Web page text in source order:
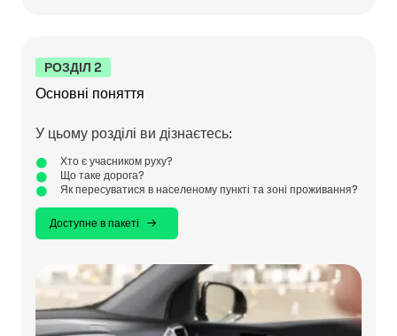
РОЗДІЛ 2
Основні поняття
У цьому розділі ви дізнаєтесь:
Хто є учасником руху?
Що таке дорога?
Як пересуватися в населеному пункті та зоні проживання?
Доступне в пакеті